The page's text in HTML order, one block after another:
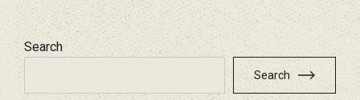
Search
Search